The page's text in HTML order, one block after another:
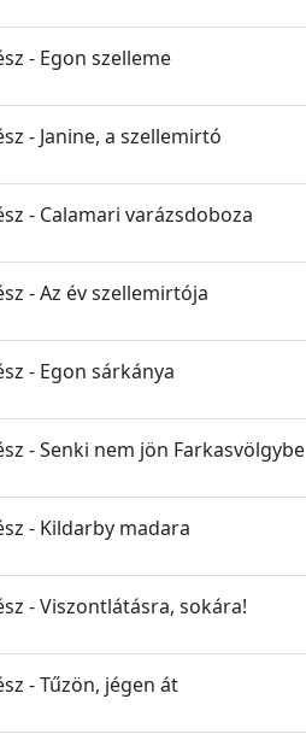
- Egon szelleme
- Janine, a szellemirtó
- Calamari varázsdoboza
- Az év szellemirtója
- Egon sárkánya
- Senki nem jön Farkasvölgybe
- Kildarby madara
- Viszontlátásra, sokára!
- Tűzön, jégen át